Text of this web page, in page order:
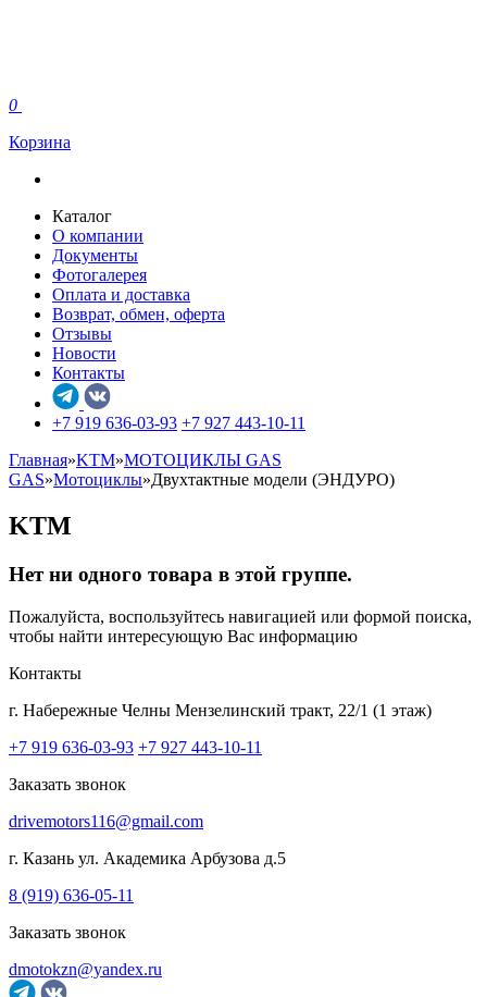
0
Корзина
Каталог
О компании
Документы
Фотогалерея
Оплата и доставка
Возврат, обмен, оферта
Отзывы
Новости
Контакты
+7 919 636-03-93 +7 927 443-10-11
Главная»KTM»МОТОЦИКЛЫ GAS
GAS»Мотоциклы»Двухтактные модели (ЭНДУРО)
KTM
Нет ни одного товара в этой группе.
Пожалуйста, воспользуйтесь навигацией или формой поиска,
чтобы найти интересующую Вас информацию
Контакты
г. Набережные Челны Мензелинский тракт, 22/1 (1 этаж)
+7 919 636-03-93 +7 927 443-10-11
Заказать звонок
drivemotors116@gmail.com
г. Казань ул. Академика Арбузова д.5
8 (919) 636-05-11
Заказать звонок
dmotokzn@yandex.ru